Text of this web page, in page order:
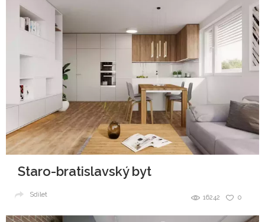
Staro-bratislavský byt
0
16242
Sdílet